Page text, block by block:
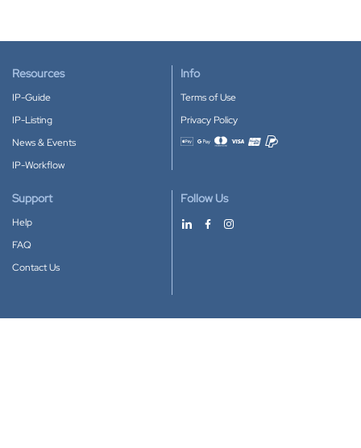
Resources
IP-Guide
IP-Listing
News & Events
IP-Workflow
Info
Terms of Use
Privacy Policy
Accepted payment methods
Support
Help
FAQ
Contact Us
Follow Us